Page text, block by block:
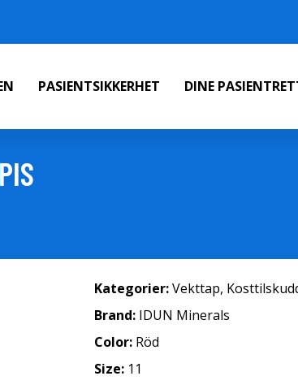
PASIENTSIKKERHET DINE
Kategorier:Vekttap,
Brand: IDUN Minerals
Color: Röd
Size: 11